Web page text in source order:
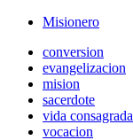
Misionero
conversion
evangelizacion
mision
sacerdote
vida consagrada
vocacion